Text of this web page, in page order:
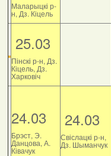
Маларыцкі р-
н, Дз. Кіцель
25.03
Пінскі р-н, Дз.
Кіцель, Дз.
Харковіч
24.03
Брэст, Э.
Данцова, А.
Ківачук
24.03
Свіслацкі р-н,
Дз. Шыманчук